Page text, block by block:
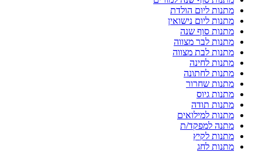
מתנות ליום הולדת
מתנות ליום נישואין
מתנות סוף שנה
מתנות לבר מצווה
מתנות לבת מצווה
מתנות לחינה
מתנות לחתונה
מתנות שחרור
מתנות גיוס
מתנות תודה
מתנות למילואים
מתנה למפקד/ת
מתנות לקיץ
מתנות לחג